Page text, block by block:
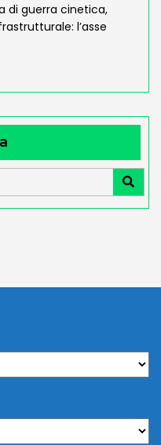
di guerra cinetica,
l’asse